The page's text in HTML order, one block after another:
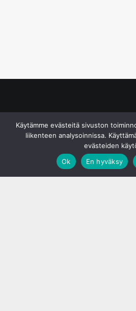
Käytämme evästeitä sivuston
liikenteen analysoinnissa.
evästeiden
Ok
En hyväksy